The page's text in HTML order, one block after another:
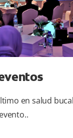
en salud